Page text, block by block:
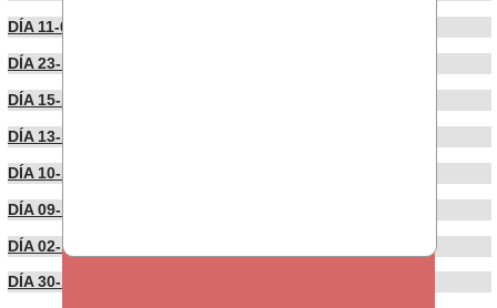
DÍA 11-01-2022
DÍA 23-12-2021
DÍA 15-12-2021
DÍA 13-12-2021
DÍA 10-12-2021
DÍA 09-12-2021
DÍA 02-12-2021
DÍA 30-11-2021